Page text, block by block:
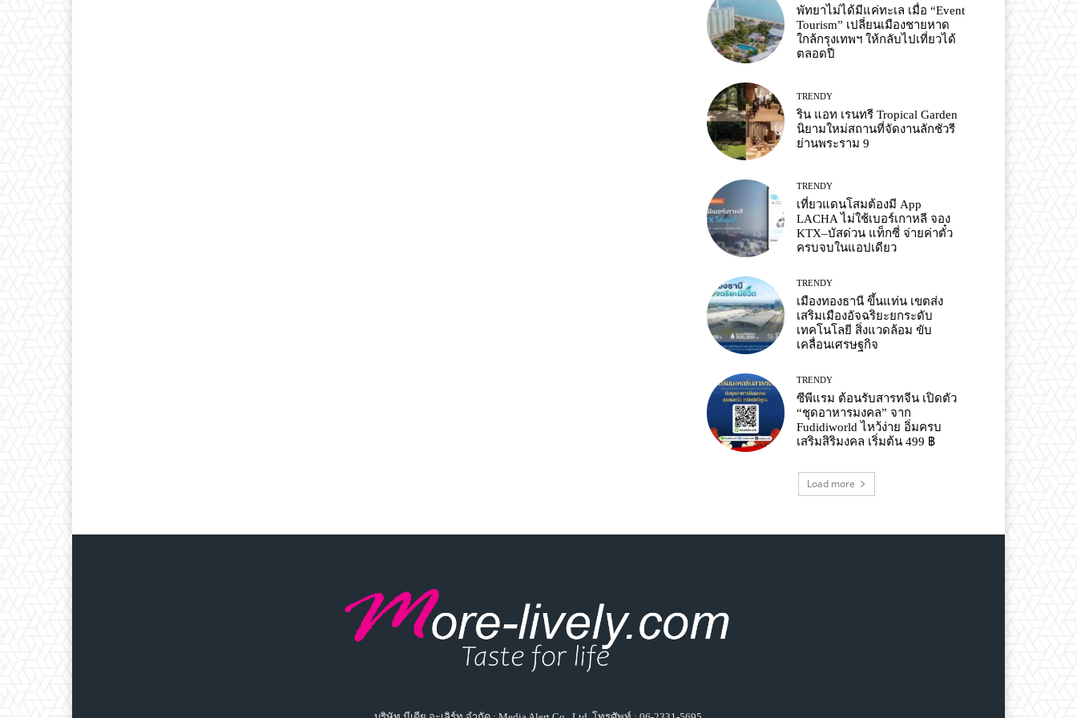
พัทยาไม่ได้มีแค่ทะเล เมื่อ “Event
Tourism” เปลี่ยนเมืองชายหาด
ใกล้กรุงเทพฯ ให้กลับไปเที่ยวได้
ตลอดปี
TRENDY
ริน แอท เรนทรี Tropical Garden
นิยามใหม่สถานที่จัดงานลักชัวรี
ย่านพระราม 9
TRENDY
เที่ยวแดนโสมต้องมี App
LACHA ไม่ใช้เบอร์เกาหลี จอง
KTX–บัสด่วน แท็กซี่ จ่ายค่าตั๋ว
ครบจบในแอปเดียว
TRENDY
เมืองทองธานี ขึ้นแท่น เขตส่ง
เสริมเมืองอัจฉริยะยกระดับ
เทคโนโลยี สิ่งแวดล้อม ขับ
เคลื่อนเศรษฐกิจ
TRENDY
ซีพีแรม ต้อนรับสารทจีน เปิดตัว
“ชุดอาหารมงคล” จาก
Fudidiworld ไหว้ง่าย อิ่มครบ
เสริมสิริมงคล เริ่มต้น 499 ฿
Load more